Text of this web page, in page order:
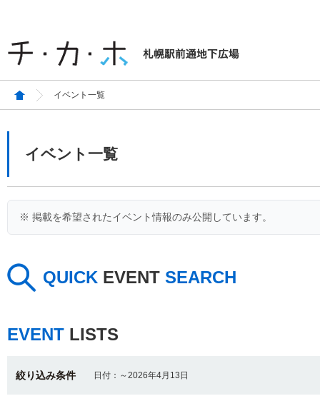
イベント一覧
イベント一覧
※ 掲載を希望されたイベント情報のみ公開しています。
QUICK EVENT SEARCH
EVENT LISTS
絞り込み条件 日付：～2026年4月13日